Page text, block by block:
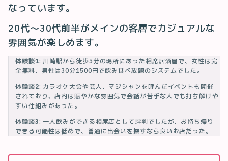
なっています。
20代〜30代前半がメインの客層でカジュアルな
雰囲気が楽しめます。
体験談1: 川崎駅から徒歩5分の場所にあった相席居酒屋で、女性は完
全無料、男性は30分1500円で飲み食べ放題のシステムでした。
体験談2: カラオケ大会や芸人、マジシャンを呼んだイベントも開催
されており、店内は賑やかな雰囲気で会話が苦手な人でも打ち解けや
すい仕組みがあった。
体験談3: 一人飲みができる相席店として評判でしたが、お持ち帰り
できる可能性は低めで、普通に出会いを探すなら良いお店だった。